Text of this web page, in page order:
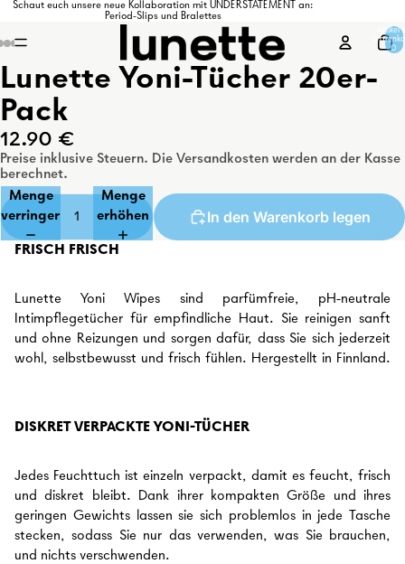
Schaut euch unsere neue Kollaboration mit UNDERSTATEMENT an:
Period-Slips und Bralettes
Artikel
0
Lunette Yoni-Tücher 20er-
Pack
12.90 €
Preise inklusive Steuern. Die Versandkosten werden an der Kasse
berechnet.
Menge
verringern
Menge
erhöhen
In den Warenkorb legen
FRISCH FRISCH
Lunette Yoni Wipes sind parfümfreie, pH-neutrale
Intimpflegetücher für empfindliche Haut. Sie reinigen sanft
und ohne Reizungen und sorgen dafür, dass Sie sich jederzeit
wohl, selbstbewusst und frisch fühlen. Hergestellt in Finnland.
DISKRET VERPACKTE YONI-TÜCHER
Jedes Feuchttuch ist einzeln verpackt, damit es feucht, frisch
und diskret bleibt. Dank ihrer kompakten Größe und ihres
geringen Gewichts lassen sie sich problemlos in jede Tasche
stecken, sodass Sie nur das verwenden, was Sie brauchen,
und nichts verschwenden.